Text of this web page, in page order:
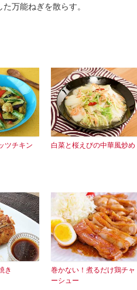
万能ねぎを散らす。
ツチキン
白菜と桜えびの中華風炒め
き
巻かない！煮るだけ鶏チャ
ーシュー